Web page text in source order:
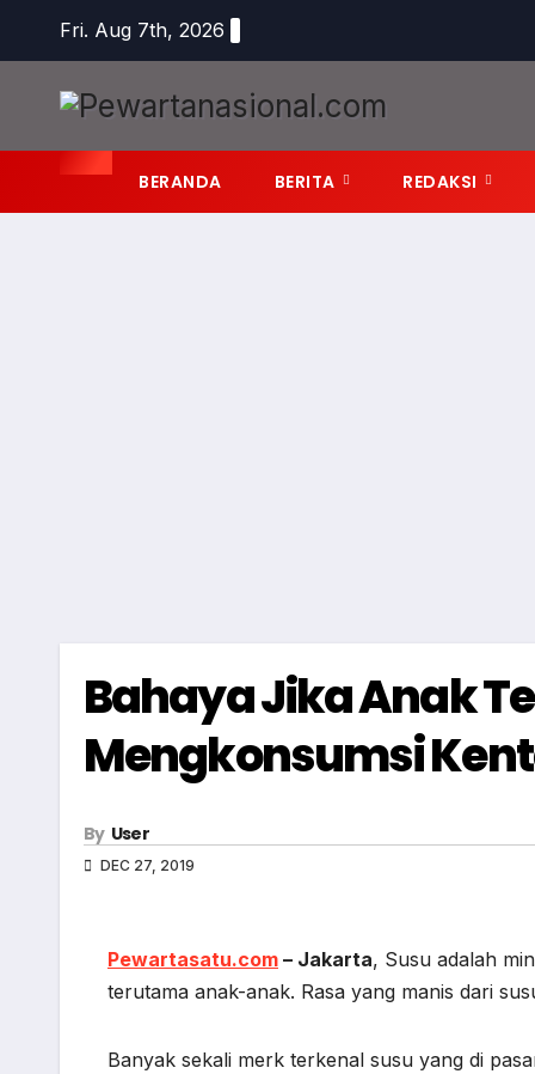
Fri. Aug 7th, 2026
BERANDA BERITA REDAKSI
Bahaya Jika Anak
Mengkonsumsi
By User
DEC 27, 2019
Pewartasatu.com – Jakarta, Susu adalah
terutama anak-anak. Rasa yang manis dari
Banyak sekali merk terkenal susu yang di